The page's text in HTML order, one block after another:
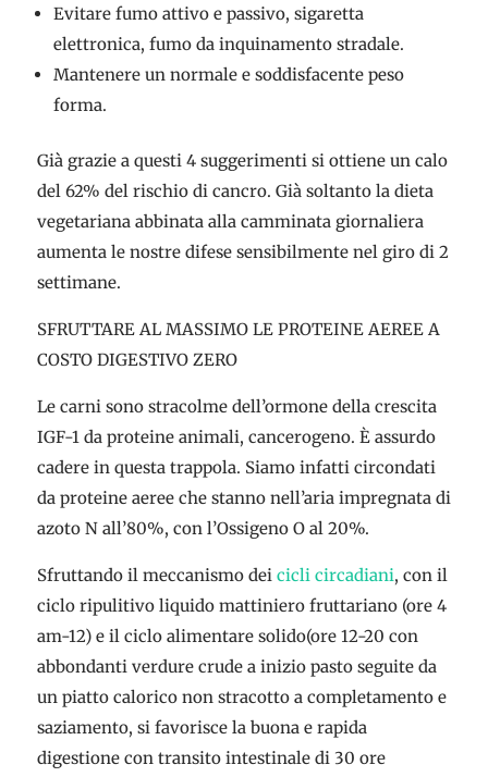
Evitare fumo attivo e passivo, sigaretta
elettronica, fumo da inquinamento stradale.
Mantenere un normale e soddisfacente peso
forma.
Già grazie a questi 4 suggerimenti si ottiene un calo
del 62% del rischio di cancro. Già soltanto la dieta
vegetariana abbinata alla camminata giornaliera
aumenta le nostre difese sensibilmente nel giro di 2
settimane.
SFRUTTARE AL MASSIMO LE PROTEINE AEREE A
COSTO DIGESTIVO ZERO
Le carni sono stracolme dell’ormone della crescita
IGF-1 da proteine animali, cancerogeno. È assurdo
cadere in questa trappola. Siamo infatti circondati
da proteine aeree che stanno nell’aria impregnata di
azoto N all’80%, con l’Ossigeno O al 20%.
Sfruttando il meccanismo dei cicli circadiani, con il
ciclo ripulitivo liquido mattiniero fruttariano (ore 4
am-12) e il ciclo alimentare solido(ore 12-20 con
abbondanti verdure crude a inizio pasto seguite da
un piatto calorico non stracotto a completamento e
saziamento, si favorisce la buona e rapida
digestione con transito intestinale di 30 ore